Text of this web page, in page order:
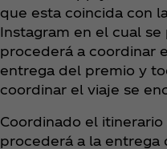
que esta coincida con
Instagram en el cual
procederá a coordinar
entrega del premio y
coordinar el viaje se
Coordinado el
procederá a la entrega